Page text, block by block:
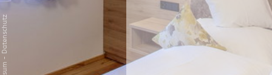
-
Datenschutz